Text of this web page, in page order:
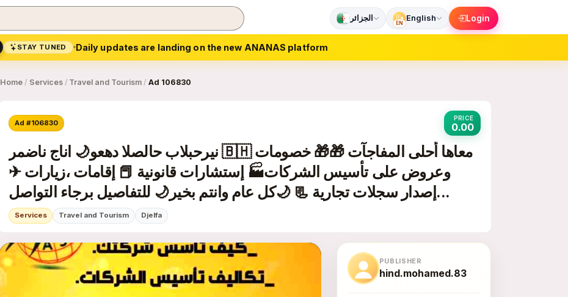
الجزائر
EN
English Login
STAY TUNED Daily updates are landing on the new ANANAS platform
Home / Services / Travel and Tourism / Ad 106830
Ad #106830
PRICE
0.00
رمضان جانا 🌙وعهد الصلاح بالبحرين ⁦🇧🇭⁩ معاها أحلى المفاجآت 🎁🎁 خصومات
وعروض على تأسيس الشركات🏭 إستشارات قانونية 📕 إقامات ،زيارات ✈
إصدار سجلات تجارية 📃 🌙كل عام وانتم بخير🌙 للتفاصيل برجاء التواصل...
Services Travel and Tourism Djelfa
PUBLISHER
hind.mohamed.83